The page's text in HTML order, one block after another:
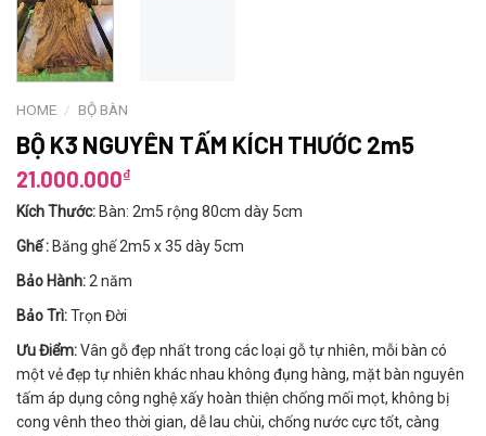
HOME / BỘ BÀN
BỘ K3 NGUYÊN TẤM KÍCH THƯỚC 2m5
21.000.000₫
Kích Thước: Bàn: 2m5 rộng 80cm dày 5cm
Ghế : Băng ghế 2m5 x 35 dày 5cm
Bảo Hành:2 năm
Bảo Trì:Trọn Đời
Ưu Điểm:Vân gỗ đẹp nhất trong các loại gỗ tự nhiên, mỗi bàn có
một vẻ đẹp tự nhiên khác nhau không đụng hàng, mặt bàn nguyên
tấm áp dụng công nghệ xấy hoàn thiện chống mối mọt, không bị
cong vênh theo thời gian, dễ lau chùi, chống nước cực tốt, càng